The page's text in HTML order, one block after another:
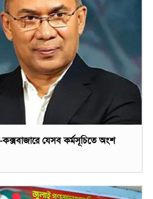
কক্সবাজারে যেসব কর্মসূচিতে অংশ